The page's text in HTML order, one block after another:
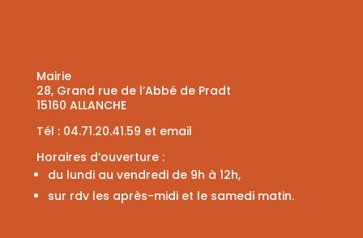
Mairie
28, Grand rue de l’Abbé de Pradt
15160 ALLANCHE
Tél : 04.71.20.41.59 et email
Horaires d’ouverture :
du lundi au vendredi de 9h à 12h,
sur rdv les après-midi et le samedi matin.